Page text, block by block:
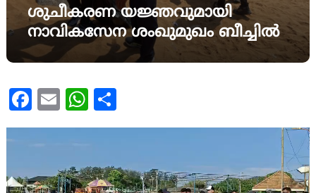
ശുചീകരണ യജ്ഞവുമായി
നാവികസേന ശംഖുമുഖം ബീച്ചിൽ
Facebook
Email WhatsApp